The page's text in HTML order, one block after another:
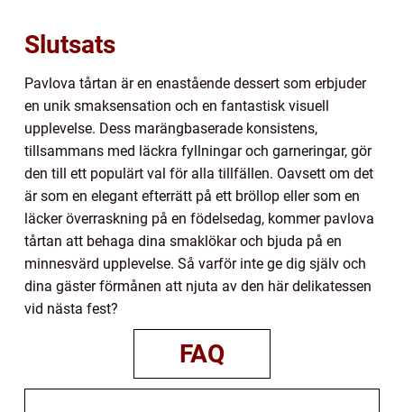
Slutsats
Pavlova tårtan är en enastående dessert som erbjuder
en unik smaksensation och en fantastisk visuell
upplevelse. Dess marängbaserade konsistens,
tillsammans med läckra fyllningar och garneringar, gör
den till ett populärt val för alla tillfällen. Oavsett om det
är som en elegant efterrätt på ett bröllop eller som en
läcker överraskning på en födelsedag, kommer pavlova
tårtan att behaga dina smaklökar och bjuda på en
minnesvärd upplevelse. Så varför inte ge dig själv och
dina gäster förmånen att njuta av den här delikatessen
vid nästa fest?
FAQ